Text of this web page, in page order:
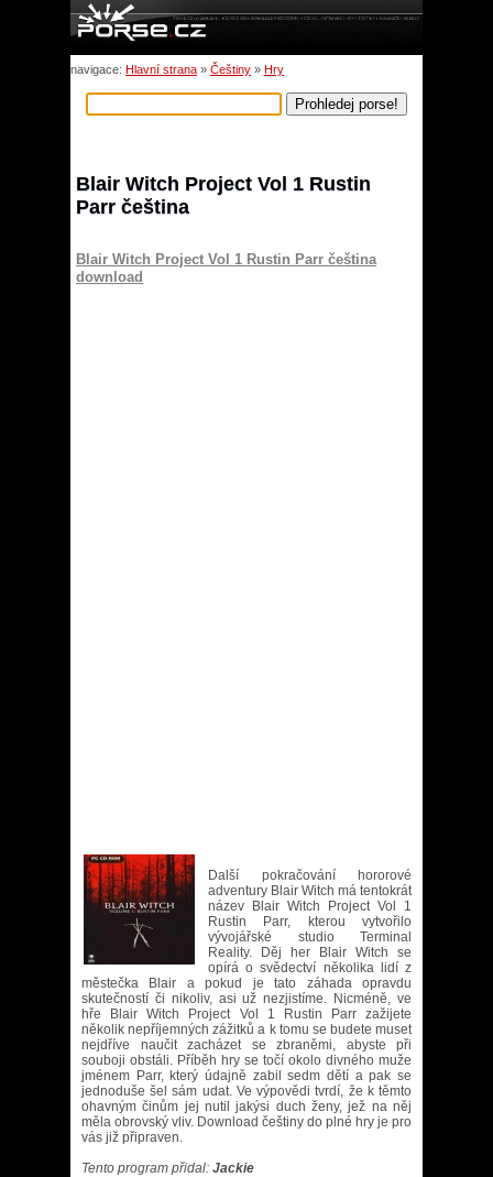
navigace: Hlavní strana » Češtiny » Hry
Blair Witch Project Vol 1 Rustin
Parr čeština
Blair Witch Project Vol 1 Rustin Parr čeština
download
Další pokračování hororové
adventury Blair Witch má tentokrát
název Blair Witch Project Vol 1
Rustin Parr, kterou vytvořilo
vývojářské studio Terminal
Reality. Děj her Blair Witch se
opírá o svědectví několika lidí z
městečka Blair a pokud je tato záhada opravdu
skutečností či nikoliv, asi už nezjistíme. Nicméně, ve
hře Blair Witch Project Vol 1 Rustin Parr zažijete
několik nepříjemných zážitků a k tomu se budete muset
nejdříve naučit zacházet se zbraněmi, abyste při
souboji obstáli. Příběh hry se točí okolo divného muže
jménem Parr, který údajně zabil sedm dětí a pak se
jednoduše šel sám udat. Ve výpovědi tvrdí, že k těmto
ohavným činům jej nutil jakýsi duch ženy, jež na něj
měla obrovský vliv. Download češtiny do plné hry je pro
vás již připraven.
Tento program přidal: Jackie